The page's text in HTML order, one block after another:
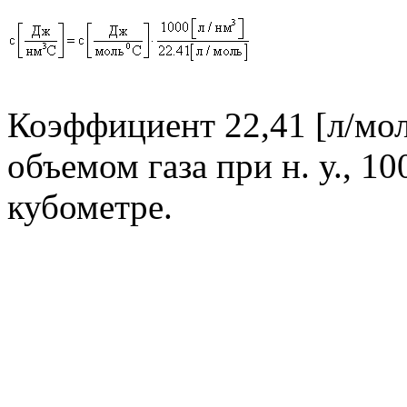
Коэффициент 22,41 [л/
объемом газа при н. у.,
кубометре.